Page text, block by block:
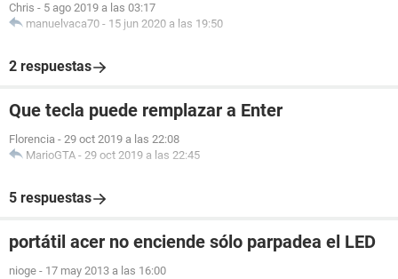
Chris - 5 ago 2019 a las 03:17
manuelvaca70 - 15 jun 2020 a las 19:50
2 respuestas
Que tecla puede remplazar a Enter
Florencia - 29 oct 2019 a las 22:08
MarioGTA - 29 oct 2019 a las 22:45
5 respuestas
portátil acer no enciende sólo parpadea el LED
nioge - 17 may 2013 a las 16:00